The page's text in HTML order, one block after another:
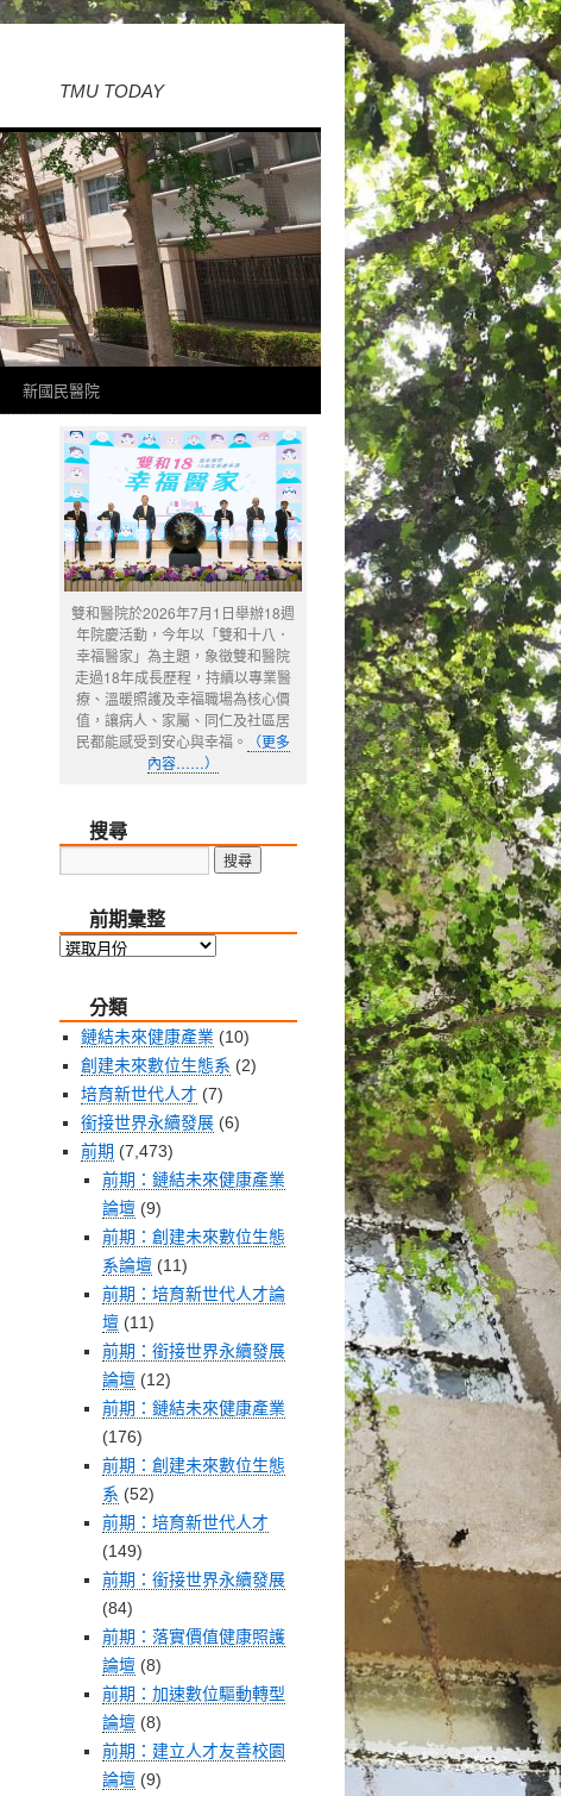
TMU TODAY
新國民醫院
雙和醫院於2026年7月1日舉辦18週
年院慶活動，今年以「雙和十八．
幸福醫家」為主題，象徵雙和醫院
走過18年成長歷程，持續以專業醫
療、溫暖照護及幸福職場為核心價
值，讓病人、家屬、同仁及社區居
民都能感受到安心與幸福。
（更多
內容……）
搜尋
前期彙整
前
整
分類
鏈結未來健康產業 (10)
創建未來數位生態系 (2)
培育新世代人才 (7)
銜接世界永續發展 (6)
前期 (7,473)
前期：鏈結未來健康產業
論壇 (9)
前期：創建未來數位生態
系論壇 (11)
前期：培育新世代人才論
壇 (11)
前期：銜接世界永續發展
論壇 (12)
前期：鏈結未來健康產業
(176)
前期：創建未來數位生態
系 (52)
前期：培育新世代人才
(149)
前期：銜接世界永續發展
(84)
前期：落實價值健康照護
論壇 (8)
前期：加速數位驅動轉型
論壇 (8)
前期：建立人才友善校園
論壇 (9)